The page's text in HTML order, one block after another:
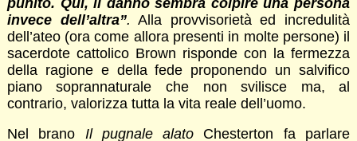
invece dell’altra”. Alla provvisorietà ed incredulità
dell’ateo (ora come allora presenti in molte persone) il
sacerdote cattolico Brown risponde con la fermezza
della ragione e della fede proponendo un salvifico
piano soprannaturale che non svilisce ma, al
contrario, valorizza tutta la vita reale dell’uomo.
Nel brano Il pugnale alato Chesterton fa parlare